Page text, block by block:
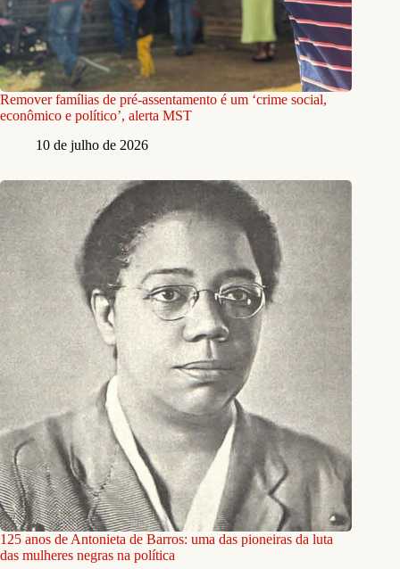
Remover famílias de pré-assentamento é um ‘crime social,
econômico e político’, alerta MST
10 de julho de 2026
125 anos de Antonieta de Barros: uma das pioneiras da luta
das mulheres negras na política